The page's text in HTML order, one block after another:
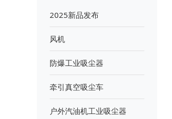
2025新品发布
风机
防爆工业吸尘器
牵引真空吸尘车
户外汽油机工业吸尘器